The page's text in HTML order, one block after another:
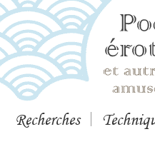
Recherches